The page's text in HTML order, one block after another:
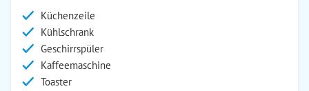
Küchenzeile
Kühlschrank
Geschirrspüler
Kaffeemaschine
Toaster